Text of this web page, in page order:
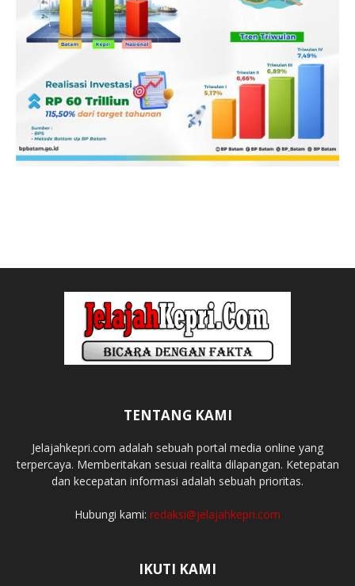
TENTANG KAMI
Jelajahkepri.com adalah sebuah portal media online yang
terpercaya. Memberitakan sesuai realita dilapangan. Ketepatan
dan kecepatan informasi adalah sebuah prioritas.
Hubungi kami: redaksi@jelajahkepri.com
IKUTI KAMI